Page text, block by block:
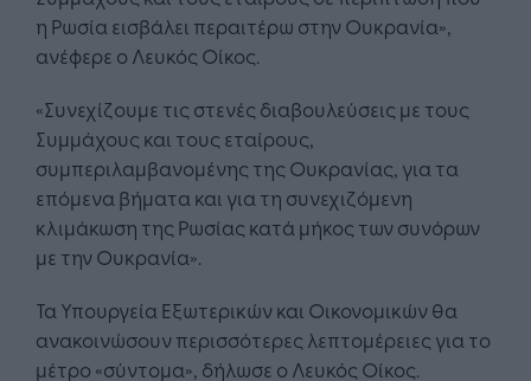
η Ρωσία εισβάλει περαιτέρω στην Ουκρανία»,
ανέφερε ο Λευκός Οίκος.
«Συνεχίζουμε τις στενές διαβουλεύσεις με τους
Συμμάχους και τους εταίρους,
συμπεριλαμβανομένης της Ουκρανίας, για τα
επόμενα βήματα και για τη συνεχιζόμενη
κλιμάκωση της Ρωσίας κατά μήκος των συνόρων
με την Ουκρανία».
Τα Υπουργεία Εξωτερικών και Οικονομικών θα
ανακοινώσουν περισσότερες λεπτομέρειες για το
μέτρο «σύντομα», δήλωσε ο Λευκός Οίκος.